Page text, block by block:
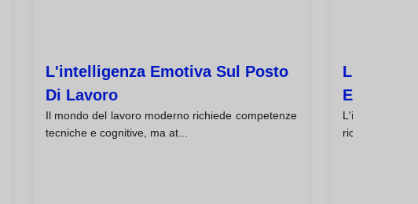
L'intelligenza Emotiva Sul Posto
Di Lavoro
Il mondo del lavoro moderno richiede competenze
tecniche e cognitive, ma at...
Emotiva
riconoscere,